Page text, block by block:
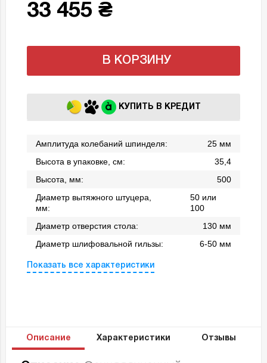
33 455 ₴
В КОРЗИНУ
КУПИТЬ В КРЕДИТ
Амплитуда колебаний шпинделя:
25 мм
Высота в упаковке, см:
35,4
Высота, мм:
500
Диаметр вытяжного штуцера,
мм:
50 или
100
Диаметр отверстия стола:
130 мм
Диаметр шлифовальной гильзы:
6-50 мм
Показать все характеристики
Описание Характеристики Отзывы